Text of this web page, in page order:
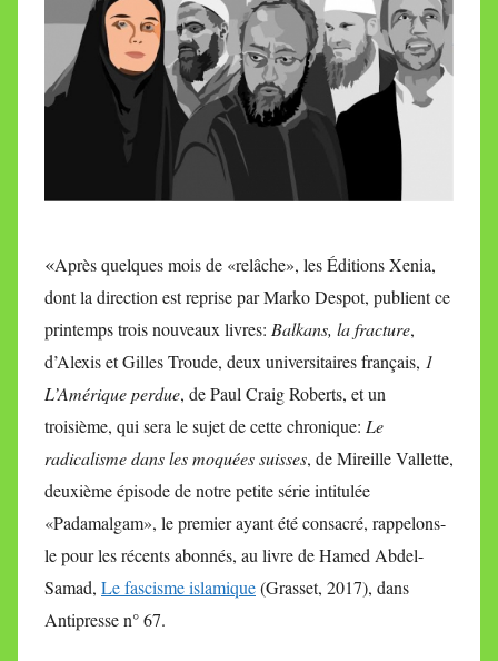
t
t
e
«Après quelques mois de «relâche», les Éditions Xenia,
dont la direction est reprise par Marko Despot, publient ce
printemps trois nouveaux livres: Balkans, la fracture,
d’Alexis et Gilles Troude, deux universitaires français, 1
L’Amérique perdue, de Paul Craig Roberts, et un
troisième, qui sera le sujet de cette chronique: Le
radicalisme dans les moquées suisses, de Mireille Vallette,
deuxième épisode de notre petite série intitulée
«Padamalgam», le premier ayant été consacré, rappelons-
le pour les récents abonnés, au livre de Hamed Abdel-
Samad, Le fascisme islamique(Grasset, 2017), dans
Antipresse n° 67.